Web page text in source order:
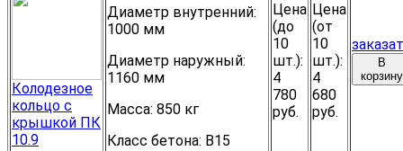
Колодезное
кольцо с
крышкой ПК
10.9
Диаметр внутренний:
1000 мм
Диаметр наружный:
1160 мм
Масса: 850 кг
Класс бетона: B15
Цена
(до
10
шт.):
4
780
руб.
Цена
(от
10
шт.):
4
680
руб.
В
корзину